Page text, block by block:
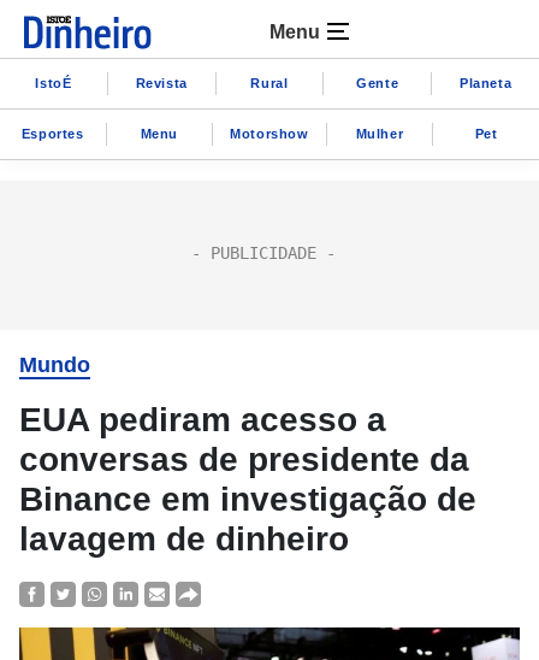
Menu
IstoÉ Revista Rural Gente Planeta
Esportes Menu Motorshow Mulher Pet
Mundo
EUA pediram acesso a
conversas de presidente da
Binance em investigação de
lavagem de dinheiro